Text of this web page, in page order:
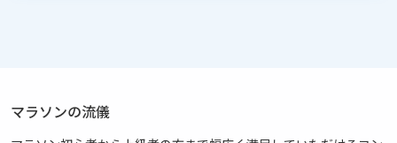
マラソンの流儀